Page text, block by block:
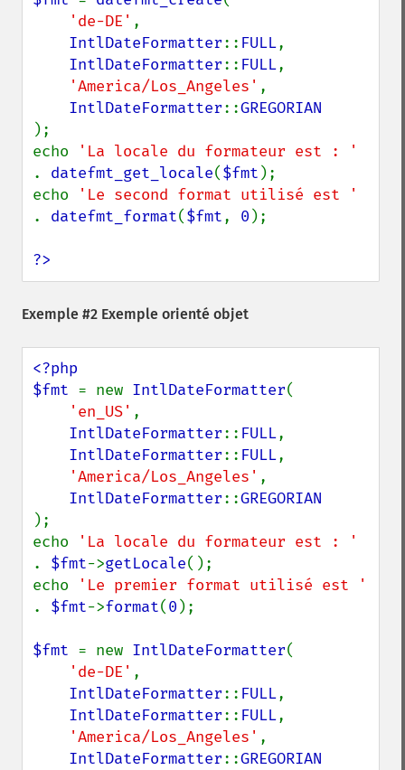
'de-DE' ,
IntlDateFormatter:: FULL,
IntlDateFormatter:: FULL,
'America/Los_Angeles' ,
IntlDateFormatter::
);
echo
. datefmt_get_locale($fmt );
echo
. datefmt_format($fmt, 0 );
?>
Exemple #2 Exemple orienté objet
<?php
$fmt = new IntlDateFormatter(
'en_US' ,
IntlDateFormatter:: FULL,
IntlDateFormatter:: FULL,
'America/Los_Angeles' ,
IntlDateFormatter::
);
echo
. $fmt->getLocale();
echo
. $fmt->format(0 );
$fmt = new IntlDateFormatter(
'de-DE' ,
IntlDateFormatter:: FULL,
IntlDateFormatter:: FULL,
'America/Los_Angeles' ,
IntlDateFormatter::